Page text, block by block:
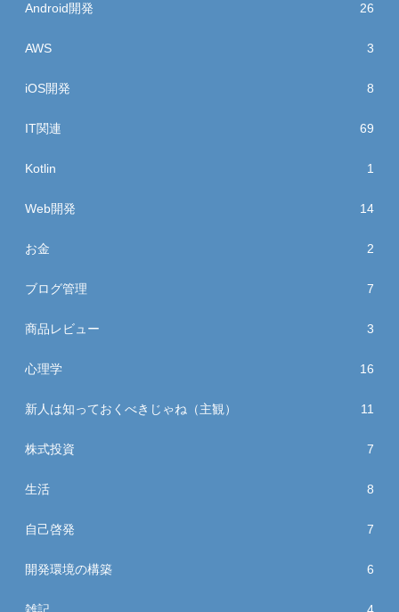
Android開発 26
AWS 3
iOS開発 8
IT関連 69
Kotlin 1
Web開発 14
お金 2
ブログ管理 7
商品レビュー 3
心理学 16
新人は知っておくべきじゃね（主観） 11
株式投資 7
生活 8
自己啓発 7
開発環境の構築 6